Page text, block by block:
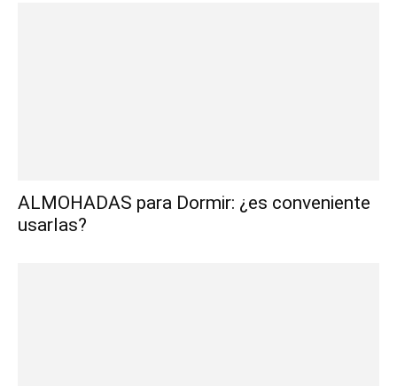
ALMOHADAS para Dormir: ¿es conveniente
usarlas?